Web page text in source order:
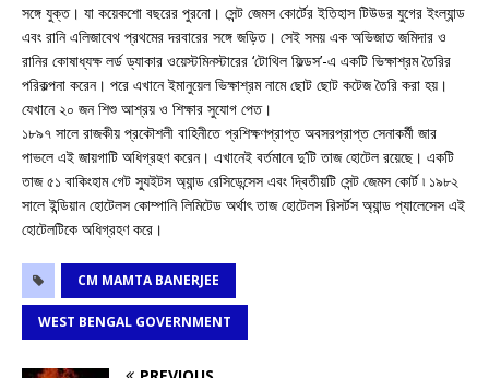
সঙ্গে যুক্ত। যা কয়েকশো বছরের পুরনো। সেন্ট জেমস কোর্টের ইতিহাস টিউডর যুগের ইংল্যান্ড
এবং রানি এলিজাবেথ প্রথমের দরবারের সঙ্গে জড়িত। সেই সময় এক অভিজাত জমিদার ও
রানির কোষাধ্যক্ষ লর্ড ড্যাকার ওয়েস্টমিনস্টারের ‘টোথিল ফিল্ডস’-এ একটি ভিক্ষাশ্রম তৈরির
পরিকল্পনা করেন। পরে এখানে ইমানুয়েল ভিক্ষাশ্রম নামে ছোট ছোট কটেজ তৈরি করা হয়।
যেখানে ২০ জন শিশু আশ্রয় ও শিক্ষার সুযোগ পেত।
১৮৯৭ সালে রাজকীয় প্রকৌশলী বাহিনীতে প্রশিক্ষণপ্রাপ্ত অবসরপ্রাপ্ত সেনাকর্মী জার
পাভলে এই জায়গাটি অধিগ্রহণ করেন। এখানেই বর্তমানে দু’টি তাজ হোটেল রয়েছে। একটি
তাজ ৫১ বাকিংহাম গেট স্যুইটস অ্যান্ড রেসিডেন্সেস এবং দ্বিতীয়টি সেন্ট জেমস কোর্ট ৷ ১৯৮২
সালে ইন্ডিয়ান হোটেলস কোম্পানি লিমিটেড অর্থাৎ তাজ হোটেলস রিসর্টস অ্যান্ড প্যালেসেস এই
হোটেলটিকে অধিগ্রহণ করে।
CM MAMTA BANERJEE
WEST BENGAL GOVERNMENT